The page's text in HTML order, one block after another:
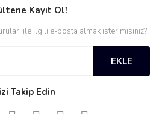
Kayıt Ol!
ile ilgili e-posta almak ister misiniz?
EKLE
Takip Edin